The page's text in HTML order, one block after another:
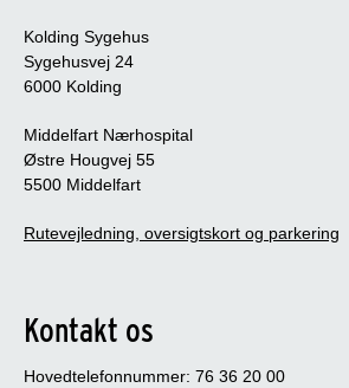
Kolding Sygehus
Sygehusvej 24
6000 Kolding
Middelfart Nærhospital
Østre Hougvej 55
5500 Middelfart
Rutevejledning, oversigtskort og parkering
Kontakt os
Hovedtelefonnummer: 76 36 20 00